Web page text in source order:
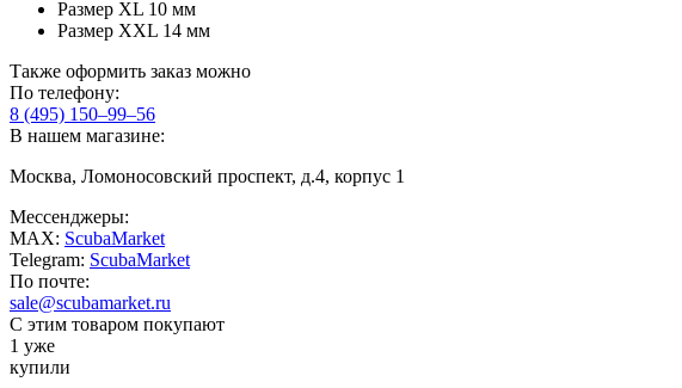
Размер XL 10 мм
Размер XXL 14 мм
Также оформить заказ можно
По телефону:
8 (495) 150–99–56
В нашем магазине:
Москва, Ломоносовский проспект, д.4, корпус 1
Мессенджеры:
MAX: ScubaMarket
Telegram: ScubaMarket
По почте:
sale@scubamarket.ru
С этим товаром покупают
1 уже
купили